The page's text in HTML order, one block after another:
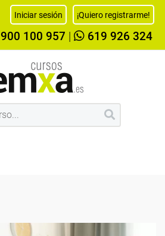
Iniciar sesión ¡Quiero registrarme!
900 100 957 619 926 324